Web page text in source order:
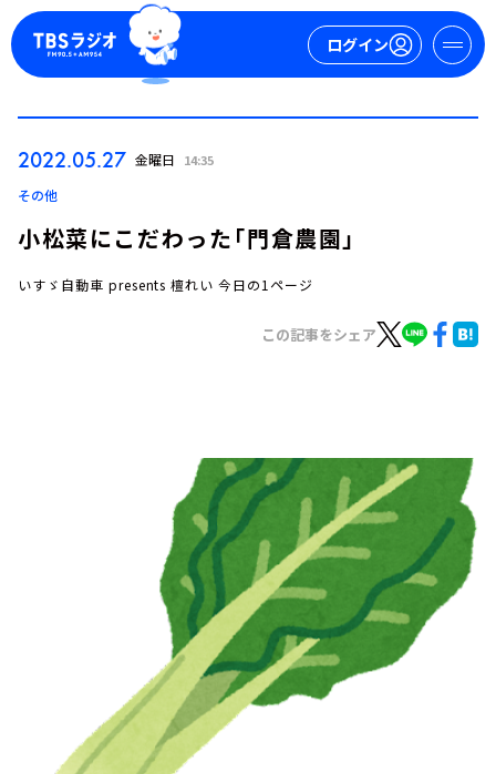
ログイン
TBS Podcast
イベント・グッズ
2022.05.27 金曜日 14:35
その他
小松菜にこだわった「門倉農園」
いすゞ自動車 presents 檀れい 今日の1ページ
この記事をシェア